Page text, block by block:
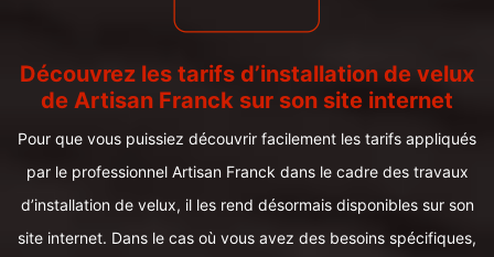
Découvrez les tarifs d’installation de velux
de Artisan Franck sur son site internet
Pour que vous puissiez découvrir facilement les tarifs appliqués
par le professionnel Artisan Franck dans le cadre des travaux
d’installation de velux, il les rend désormais disponibles sur son
site internet. Dans le cas où vous avez des besoins spécifiques,